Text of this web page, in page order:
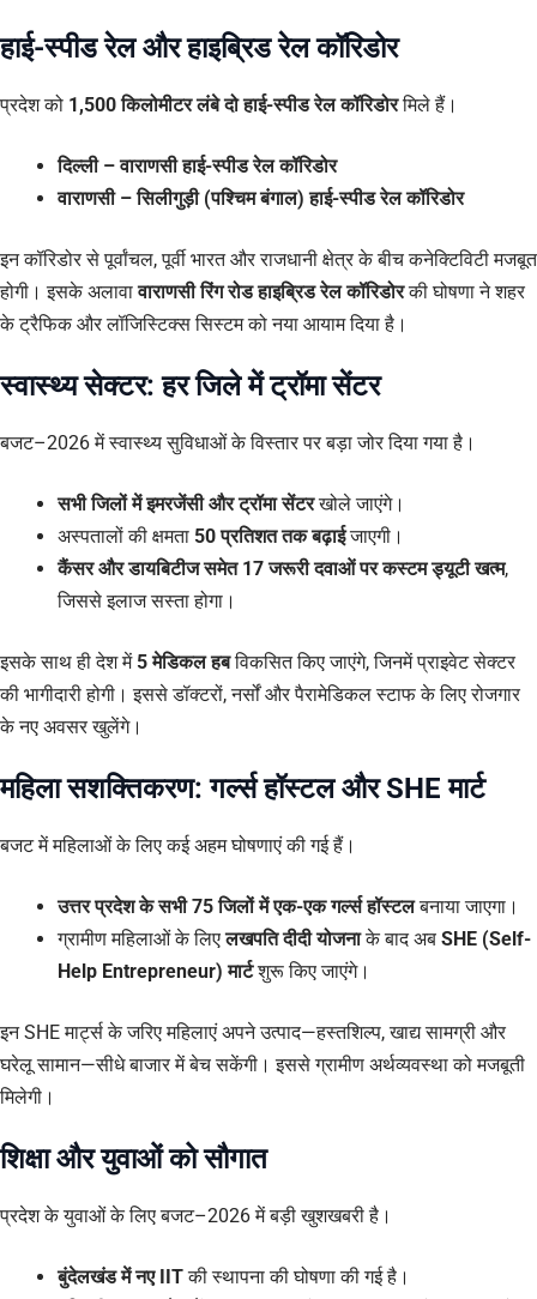
हाई-स्पीड रेल और हाइब्रिड रेल कॉरिडोर
प्रदेश को 1,500 किलोमीटर लंबे दो हाई-स्पीड रेल कॉरिडोरमिले हैं।
दिल्ली – वाराणसी हाई-स्पीड रेल कॉरिडोर
वाराणसी – सिलीगुड़ी (पश्चिम बंगाल) हाई-स्पीड रेल कॉरिडोर
इन कॉरिडोर से पूर्वांचल, पूर्वी भारत और राजधानी क्षेत्र के बीच कनेक्टिविटी मजबूत
होगी। इसके अलावावाराणसी रिंग रोड हाइब्रिड रेल कॉरिडोरकी घोषणा ने शहर
के ट्रैफिक और लॉजिस्टिक्स सिस्टम को नया आयाम दिया है।
स्वास्थ्य सेक्टर: हर जिले में ट्रॉमा सेंटर
बजट–2026 में स्वास्थ्य सुविधाओं के विस्तार पर बड़ा जोर दिया गया है।
सभी जिलों में इमरजेंसी और ट्रॉमा सेंटरखोले जाएंगे।
अस्पतालों की क्षमता 50 प्रतिशत तक बढ़ाईजाएगी।
कैंसर और डायबिटीज समेत 17 जरूरी दवाओं पर कस्टम ड्यूटी खत्म,
जिससे इलाज सस्ता होगा।
इसके साथ ही देश में 5 मेडिकल हबविकसित किए जाएंगे, जिनमें प्राइवेट सेक्टर
की भागीदारी होगी। इससे डॉक्टरों, नर्सों और पैरामेडिकल स्टाफ के लिए रोजगार
के नए अवसर खुलेंगे।
महिला सशक्तिकरण: गर्ल्स हॉस्टल और SHE मार्ट
बजट में महिलाओं के लिए कई अहम घोषणाएं की गई हैं।
उत्तर प्रदेश के सभी 75 जिलों में एक-एक गर्ल्स हॉस्टलबनाया जाएगा।
ग्रामीण महिलाओं के लिएलखपति दीदी योजनाके बाद अब SHE (Self-
Help Entrepreneur) मार्टशुरू किए जाएंगे।
इन SHE मार्ट्स के जरिए महिलाएं अपने उत्पाद—हस्तशिल्प, खाद्य सामग्री और
घरेलू सामान—सीधे बाजार में बेच सकेंगी। इससे ग्रामीण अर्थव्यवस्था को मजबूती
मिलेगी।
शिक्षा और युवाओं को सौगात
प्रदेश के युवाओं के लिए बजट–2026 में बड़ी खुशखबरी है।
बुंदेलखंड में नए IITकी स्थापना की घोषणा की गई है।